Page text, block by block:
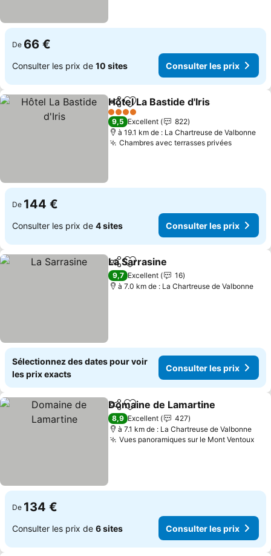
De 66 €
Consulter les prix de 10 sites Consulter les prix
PartagerAjouter à mes favoris
Hôtel La Bastide d'Iris
4 Étoiles
9,5 Excellent
822
à 19.1 km de : La Chartreuse de Valbonne
Chambres avec terrasses privées
De 144 €
Consulter les prix de 4 sites Consulter les prix
PartagerAjouter à mes favoris
La Sarrasine
9,7 Excellent
16
à 7.0 km de : La Chartreuse de Valbonne
Sélectionnez des dates pour voir
les prix exacts
Consulter les prix
PartagerAjouter à mes favoris
Domaine de Lamartine
8,9 Excellent
427
à 7.1 km de : La Chartreuse de Valbonne
Vues panoramiques sur le Mont Ventoux
De 134 €
Consulter les prix de 6 sites Consulter les prix